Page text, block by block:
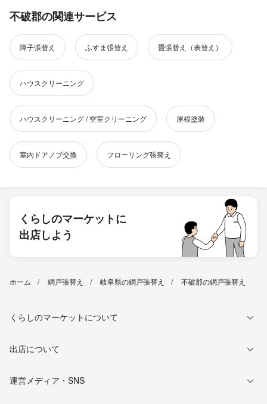
不破郡の関連サービス
障子張替え ふすま張替え 畳張替え（表替え）
ハウスクリーニング
ハウスクリーニング / 空室クリーニング 屋根塗装
室内ドアノブ交換 フローリング張替え
くらしのマーケットに
出店しよう
ホーム 網戸張替え 岐阜県の網戸張替え 不破郡の網戸張替え
くらしのマーケットについて
出店について
運営メディア・SNS